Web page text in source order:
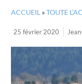
ACCUEIL »TOUTE
25 février 2020